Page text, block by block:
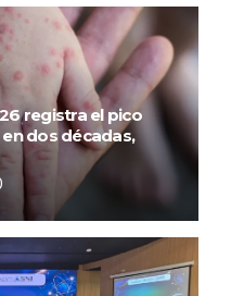
registra el pico
dos décadas,